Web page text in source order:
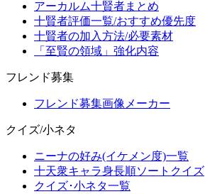
アーカルム十賢者まとめ
十賢者評価一覧/おすすめ優先度
十賢者の加入方法/必要素材
「至賢の領域」強化内容
フレンド募集
フレンド募集画像メーカー
クイズ/小ネタ
ニーナの好み(イケメン度)一覧
十天衆キャラ身長順ソートクイズ
クイズ･小ネタ一覧